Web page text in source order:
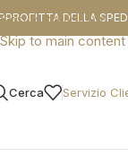
Skip to navigation
Skip to main content
DELLA
Cerca Servizio